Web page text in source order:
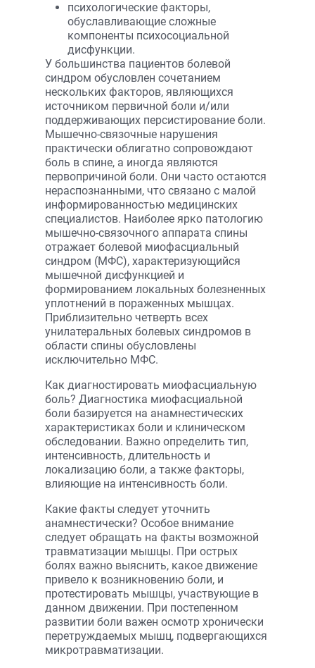
психологические факторы,
обуславливающие сложные
компоненты психосоциальной
дисфункции.
У большинства пациентов болевой
синдром обусловлен сочетанием
нескольких факторов, являющихся
источником первичной боли и/или
поддерживающих персистирование боли.
Мышечно-связочные нарушения
практически облигатно сопровождают
боль в спине, а иногда являются
первопричиной боли. Они часто остаются
нераспознанными, что связано с малой
информированностью медицинских
специалистов. Наиболее ярко патологию
мышечно-связочного аппарата спины
отражает болевой миофасциальный
синдром (МФС), характеризующийся
мышечной дисфункцией и
формированием локальных болезненных
уплотнений в пораженных мышцах.
Приблизительно четверть всех
унилатеральных болевых синдромов в
области спины обусловлены
исключительно МФС.
Как диагностировать миофасциальную
боль? Диагностика миофасциальной
боли базируется на анамнестических
характеристиках боли и клиническом
обследовании. Важно определить тип,
интенсивность, длительность и
локализацию боли, а также факторы,
влияющие на интенсивность боли.
Какие факты следует уточнить
анамнестически? Особое внимание
следует обращать на факты возможной
травматизации мышцы. При острых
болях важно выяснить, какое движение
привело к возникновению боли, и
протестировать мышцы, участвующие в
данном движении. При постепенном
развитии боли важен осмотр хронически
перетруждаемых мышц, подвергающихся
микротравматизации.